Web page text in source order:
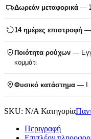
Δωρεάν μεταφορικά —
14 ημέρες επιστροφή —
Ποιότητα ρούχων —
κομμάτι
Φυσικό κατάστημα — Ι.
SKU: N/A Κατηγορία
Περιγραφή